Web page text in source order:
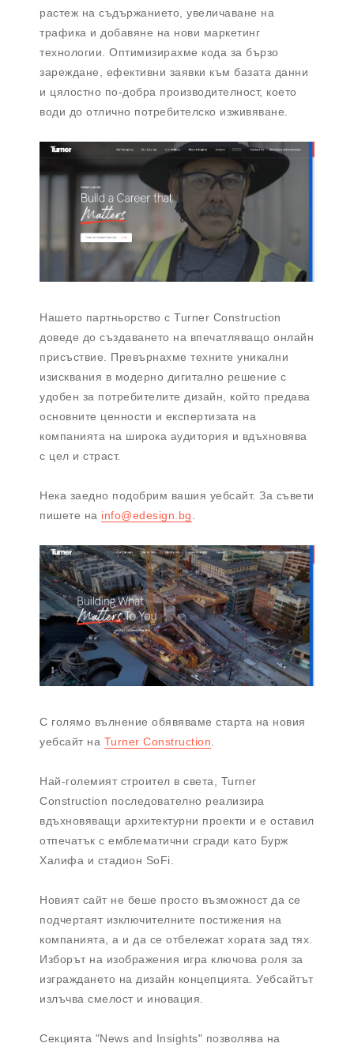
растеж на съдържанието, увеличаване на
трафика и добавяне на нови маркетинг
технологии. Оптимизирахме кода за бързо
зареждане, ефективни заявки към базата данни
и цялостно по-добра производителност, което
води до отлично потребителско изживяване.
Нашето партньорство с Turner Construction
доведе до създаването на впечатляващо онлайн
присъствие. Превърнахме техните уникални
изисквания в модерно дигитално решение с
удобен за потребителите дизайн, който предава
основните ценности и експертизата на
компанията на широка аудитория и вдъхновява
с цел и страст.
Нека заедно подобрим вашия уебсайт. За съвети
пишете на info@edesign.bg
С голямо вълнение обявяваме старта на новия
уебсайт на Turner Construction.
Най-големият строител в света, Turner
Construction последователно реализира
вдъхновяващи архитектурни проекти и е оставил
отпечатък с емблематични сгради като Бурж
Халифа и стадион SoFi.
Новият сайт не беше просто възможност да се
подчертаят изключителните постижения на
компанията, а и да се отбележат хората зад тях.
Изборът на изображения игра ключова роля за
изграждането на дизайн концепцията. Уебсайтът
излъчва смелост и иновация.
Секцията "News and Insights" позволява на